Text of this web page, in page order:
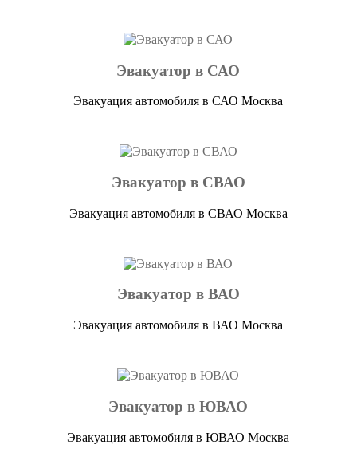
Эвакуатор в САО
Эвакуация автомобиля в САО Москва
Эвакуатор в СВАО
Эвакуация автомобиля в СВАО Москва
Эвакуатор в ВАО
Эвакуация автомобиля в ВАО Москва
Эвакуатор в ЮВАО
Эвакуация автомобиля в ЮВАО Москва